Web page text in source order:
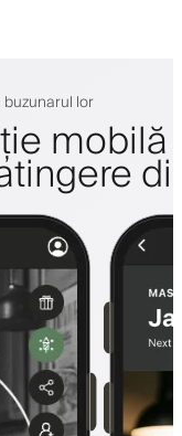
lor
mobilă